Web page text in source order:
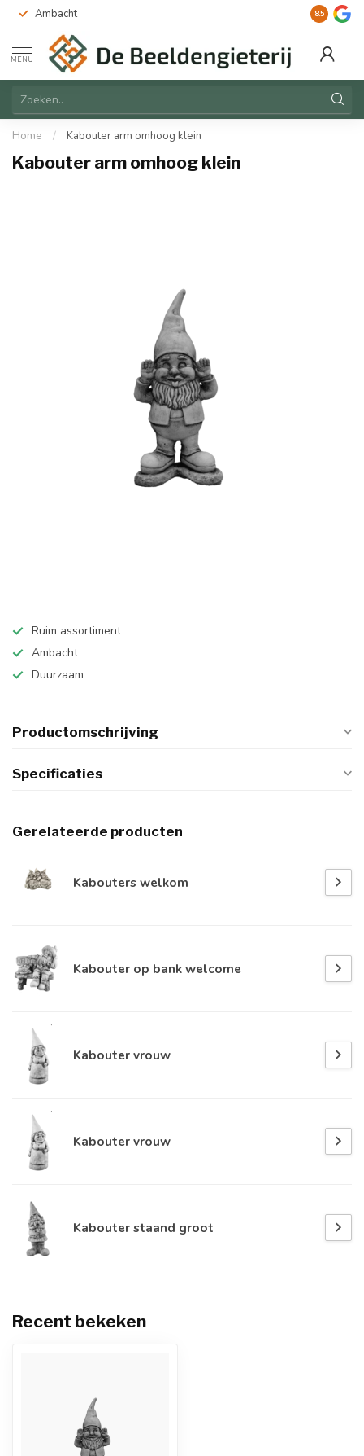
Ambacht Duurzaam
8.5
MENU
Home / Kabouter arm omhoog klein
Kabouter arm omhoog klein
Ruim assortiment
Ambacht
Duurzaam
Productomschrijving
Specificaties
Gerelateerde producten
Kabouters welkom
Kabouter op bank welcome
Kabouter vrouw
Kabouter vrouw
Kabouter staand groot
Recent bekeken